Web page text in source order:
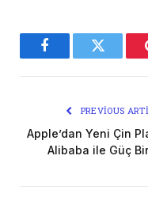
FacebookTwitter
PREVIOUS
Apple’dan Yeni Çin
Alibaba ile Güç